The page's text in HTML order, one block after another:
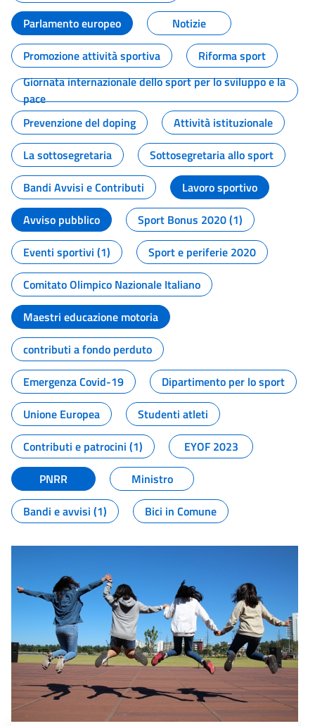
Parlamento europeo
Notizie
Promozione attività sportiva
Riforma sport
Giornata internazionale dello sport per lo sviluppo e la
pace
Prevenzione del doping
Attività istituzionale
La sottosegretaria
Sottosegretaria allo sport
Bandi Avvisi e Contributi
Lavoro sportivo
Avviso pubblico
Sport Bonus 2020 (1)
Eventi sportivi (1)
Sport e periferie 2020
Comitato Olimpico Nazionale Italiano
Maestri educazione motoria
contributi a fondo perduto
Emergenza Covid-19
Dipartimento per lo sport
Unione Europea
Studenti atleti
Contributi e patrocini (1)
EYOF 2023
PNRR
Ministro
Bandi e avvisi (1)
Bici in Comune